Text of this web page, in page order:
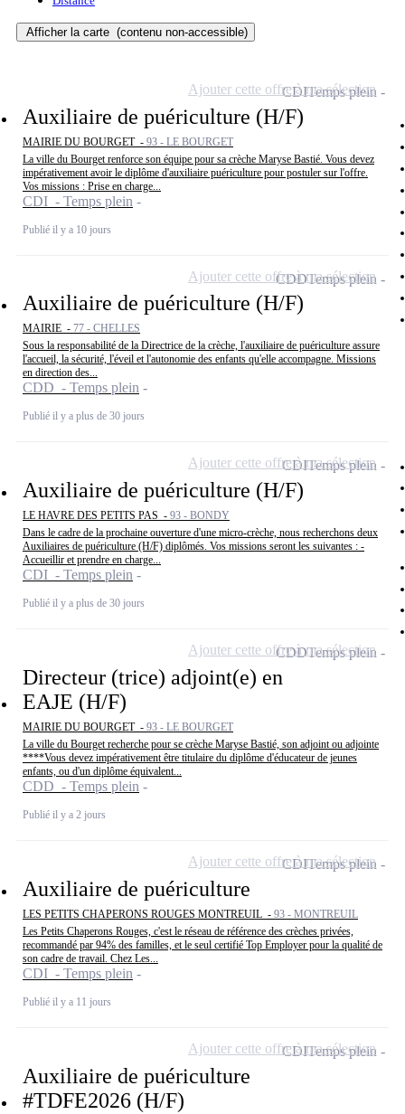
Afficher la carte (contenu non-accessible)
Auxiliaire de puériculture (H/F)
MAIRIE DU BOURGET - 93 - LE BOURGET
La ville du Bourget renforce son équipe pour sa crèche Maryse Bastié. Vous devez
impérativement avoir le diplôme d'auxiliaire puériculture pour postuler sur l'offre.
Vos missions : Prise en charge...
CDI - Temps plein
Publié il y a 10 jours
CDITemps plein
Ajouter cette offre à ma sélection
Auxiliaire de puériculture (H/F)
MAIRIE - 77 - CHELLES
Sous la responsabilité de la Directrice de la crèche, l'auxiliaire de puériculture assure
l'accueil, la sécurité, l'éveil et l'autonomie des enfants qu'elle accompagne. Missions
en direction des...
CDD - Temps plein
Publié il y a plus de 30 jours
CDDTemps plein
Ajouter cette offre à ma sélection
Auxiliaire de puériculture (H/F)
LE HAVRE DES PETITS PAS - 93 - BONDY
Dans le cadre de la prochaine ouverture d'une micro-crèche, nous recherchons deux
Auxiliaires de puériculture (H/F) diplômés. Vos missions seront les suivantes : -
Accueillir et prendre en charge...
CDI - Temps plein
Publié il y a plus de 30 jours
CDITemps plein
Ajouter cette offre à ma sélection
Directeur (trice) adjoint(e) en
EAJE (H/F)
MAIRIE DU BOURGET - 93 - LE BOURGET
La ville du Bourget recherche pour se crèche Maryse Bastié, son adjoint ou adjointe
****Vous devez impérativement être titulaire du diplôme d'éducateur de jeunes
enfants, ou d'un diplôme équivalent...
CDD - Temps plein
Publié il y a 2 jours
CDDTemps plein
Ajouter cette offre à ma sélection
Auxiliaire de puériculture
LES PETITS CHAPERONS ROUGES MONTREUIL - 93 - MONTREUIL
Les Petits Chaperons Rouges, c'est le réseau de référence des crèches privées,
recommandé par 94% des familles, et le seul certifié Top Employer pour la qualité de
son cadre de travail. Chez Les...
CDI - Temps plein
Publié il y a 11 jours
CDITemps plein
Ajouter cette offre à ma sélection
Auxiliaire de puériculture
#TDFE2026 (H/F)
CDITemps plein
Ajouter cette offre à ma sélection